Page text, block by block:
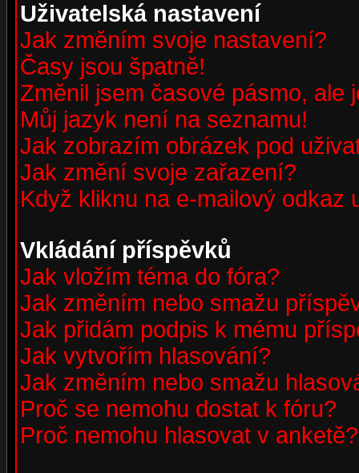
Uživatelská nastavení
Jak změním svoje nastavení?
Časy jsou špatně!
Změnil jsem časové pásmo, ale
Můj jazyk není na seznamu!
Jak zobrazím obrázek pod
Jak změní svoje zařazení?
Když kliknu na e-mailový odkaz
Vkládání příspěvků
Jak vložím téma do fóra?
Jak změním nebo smažu
Jak přidám podpis k mému
Jak vytvořím hlasování?
Jak změním nebo smažu
Proč se nemohu dostat k fóru?
Proč nemohu hlasovat v anketě?